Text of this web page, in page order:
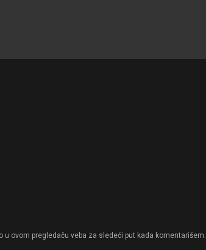
u ovom pregledaču veba za sledeći put kada komentarišem.